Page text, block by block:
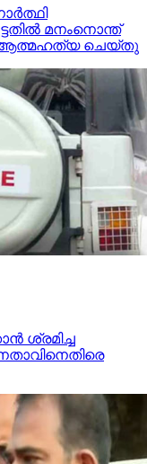
മനംനൊന്ത്
ചെയ്തു
ശ്രമിച്ച